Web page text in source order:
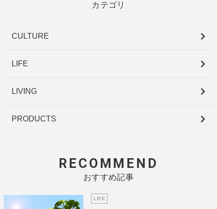
カテゴリ
CULTURE
LIFE
LIVING
PRODUCTS
RECOMMEND
おすすめ記事
LIFE